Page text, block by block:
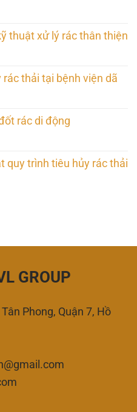
thuật xử lý rác thân thiện
rác thải tại bệnh viện dã
rác di động
quy trình tiêu hủy rác thải
GROUP
Phong, Quận 7, Hồ